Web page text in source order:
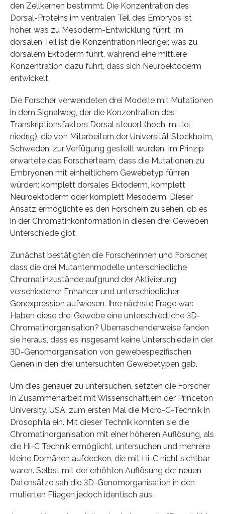
den Zellkernen bestimmt. Die Konzentration des
Dorsal-Proteins im ventralen Teil des Embryos ist
höher, was zu Mesoderm-Entwicklung führt. Im
dorsalen Teil ist die Konzentration niedriger, was zu
dorsalem Ektoderm führt, während eine mittlere
Konzentration dazu führt, dass sich Neuroektoderm
entwickelt.
Die Forscher verwendeten drei Modelle mit Mutationen
in dem Signalweg, der die Konzentration des
Transkriptionsfaktors Dorsal steuert (hoch, mittel,
niedrig), die von Mitarbeitern der Universität Stockholm,
Schweden, zur Verfügung gestellt wurden. Im Prinzip
erwartete das Forscherteam, dass die Mutationen zu
Embryonen mit einheitlichem Gewebetyp führen
würden: komplett dorsales Ektoderm, komplett
Neuroektoderm oder komplett Mesoderm. Dieser
Ansatz ermöglichte es den Forschern zu sehen, ob es
in der Chromatinkonformation in diesen drei Geweben
Unterschiede gibt.
Zunächst bestätigten die Forscherinnen und Forscher,
dass die drei Mutantenmodelle unterschiedliche
Chromatinzustände aufgrund der Aktivierung
verschiedener Enhancer und unterschiedlicher
Genexpression aufwiesen. Ihre nächste Frage war:
Haben diese drei Gewebe eine unterschiedliche 3D-
Chromatinorganisation? Überraschenderweise fanden
sie heraus, dass es insgesamt keine Unterschiede in der
3D-Genomorganisation von gewebespezifischen
Genen in den drei untersuchten Gewebetypen gab.
Um dies genauer zu untersuchen, setzten die Forscher
in Zusammenarbeit mit Wissenschaftlern der Princeton
University, USA, zum ersten Mal die Micro-C-Technik in
Drosophila ein. Mit dieser Technik konnten sie die
Chromatinorganisation mit einer höheren Auflösung, als
die Hi-C Technik ermöglicht, untersuchen und mehrere
kleine Domänen aufdecken, die mit Hi-C nicht sichtbar
waren. Selbst mit der erhöhten Auflösung der neuen
Datensätze sah die 3D-Genomorganisation in den
mutierten Fliegen jedoch identisch aus.